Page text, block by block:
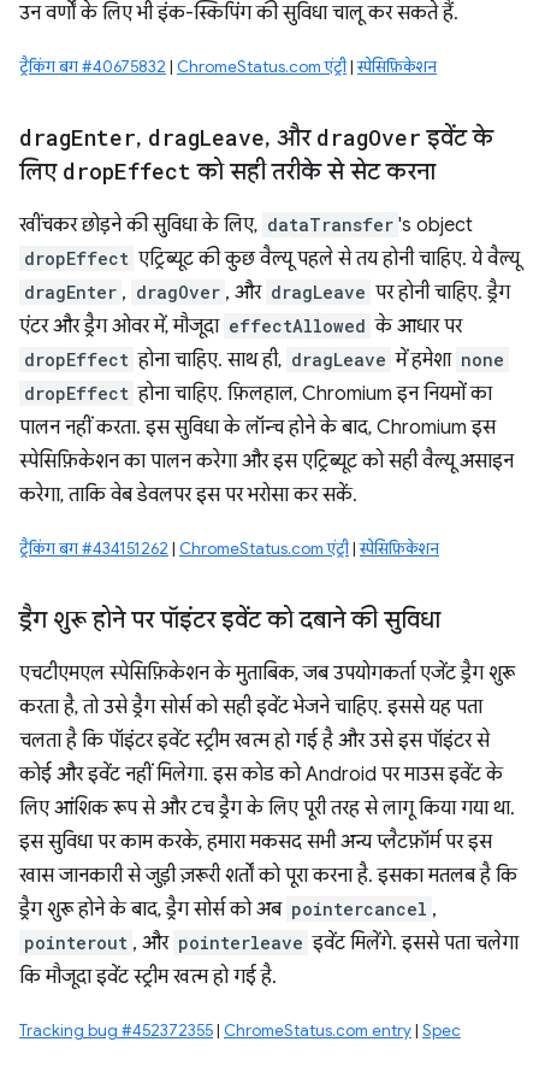
उन वर्णों के लिए भी इंक-स्किपिंग की सुविधा चालू कर सकते हैं.
ट्रैकिंग बग #40675832 | ChromeStatus.com एंट्री|स्पेसिफ़िकेशन
dragEnter, dragLeave, और dragOver इवेंट के
लिए dropEffect को सही तरीके से सेट करना
खींचकर छोड़ने की सुविधा के लिए, dataTransfer 's object
dropEffect एट्रिब्यूट की कुछ वैल्यू पहले से तय होनी चाहिए. ये वैल्यू
dragEnter , dragOver , और dragLeave पर होनी चाहिए. ड्रैग
एंटर और ड्रैग ओवर में, मौजूदा effectAllowed के आधार पर
dropEffect होना चाहिए. साथ ही, dragLeave में हमेशा none
dropEffect होना चाहिए. फ़िलहाल, Chromium इन नियमों का
पालन नहीं करता. इस सुविधा के लॉन्च होने के बाद, Chromium इस
स्पेसिफ़िकेशन का पालन करेगा और इस एट्रिब्यूट को सही वैल्यू असाइन
करेगा, ताकि वेब डेवलपर इस पर भरोसा कर सकें.
ट्रैकिंग बग #434151262 | ChromeStatus.com एंट्री|स्पेसिफ़िकेशन
ड्रैग शुरू होने पर पॉइंटर इवेंट को दबाने की सुविधा
एचटीएमएल स्पेसिफ़िकेशन के मुताबिक, जब उपयोगकर्ता एजेंट ड्रैग शुरू
करता है, तो उसे ड्रैग सोर्स को सही इवेंट भेजने चाहिए. इससे यह पता
चलता है कि पॉइंटर इवेंट स्ट्रीम खत्म हो गई है और उसे इस पॉइंटर से
कोई और इवेंट नहीं मिलेगा. इस कोड को Android पर माउस इवेंट के
लिए आंशिक रूप से और टच ड्रैग के लिए पूरी तरह से लागू किया गया था.
इस सुविधा पर काम करके, हमारा मकसद सभी अन्य प्लैटफ़ॉर्म पर इस
खास जानकारी से जुड़ी ज़रूरी शर्तों को पूरा करना है. इसका मतलब है कि
ड्रैग शुरू होने के बाद, ड्रैग सोर्स को अब pointercancel ,
pointerout , और pointerleave इवेंट मिलेंगे. इससे पता चलेगा
कि मौजूदा इवेंट स्ट्रीम खत्म हो गई है.
Tracking bug #452372355| ChromeStatus.com entry| Spec